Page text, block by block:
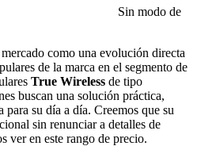
Sin modo de
como una evolución directa
de la marca en el segmento de
True Wireless de tipo
buscan una solución práctica,
su día a día. Creemos que su
sin renunciar a detalles de
ver en este rango de precio.